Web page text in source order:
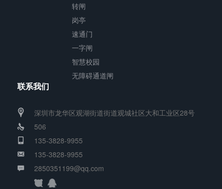
转闸
岗亭
速通门
一字闸
智慧校园
无障碍通道闸
联系我们
深圳市龙华区观湖街道街道观城社区大和工业区28号
506
135-3828-9955
135-3828-9955
2850351199@qq.com